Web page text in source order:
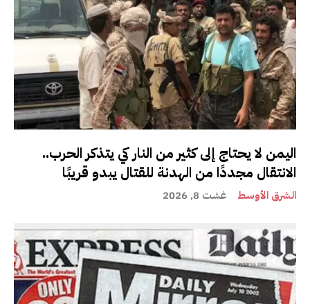
اليمن لا يحتاج إلى كثير من النار كي يتذكر الحرب..
الانتقال مجددًا من الهدنة للقتال يبدو قريبًا
الشرق الأوسط غشت 8, 2026